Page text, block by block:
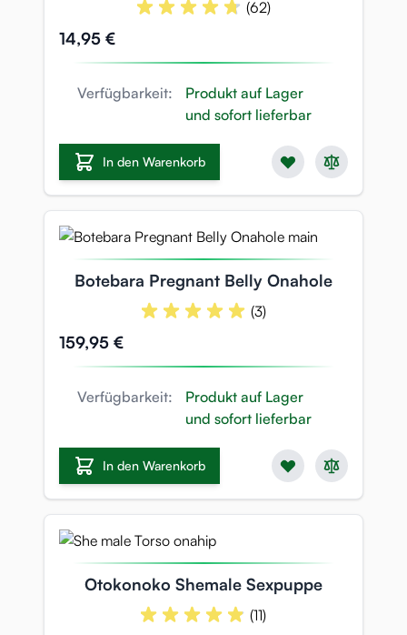
(62)
14,95 €
Verfügbarkeit:
Produkt auf Lager
und sofort lieferbar
In den Warenkorb
Botebara Pregnant Belly Onahole
(3)
159,95 €
Verfügbarkeit:
Produkt auf Lager
und sofort lieferbar
In den Warenkorb
Otokonoko Shemale Sexpuppe
(11)